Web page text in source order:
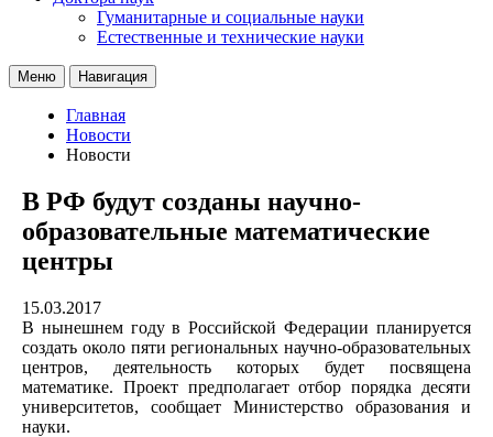
Гуманитарные и социальные науки
Естественные и технические науки
Меню Навигация
Главная
Новости
Новости
В РФ будут созданы научно-
образовательные математические
центры
15.03.2017
В нынешнем году в Российской Федерации планируется
создать около пяти региональных научно-образовательных
центров, деятельность которых будет посвящена
математике. Проект предполагает отбор порядка десяти
университетов, сообщает Министерство образования и
науки.